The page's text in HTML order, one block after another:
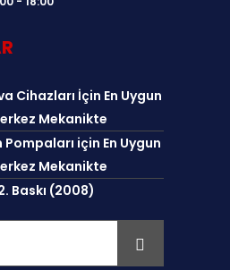
Cihazları İçin En Uygun
Mekanikte
için En Uygun
Mekanikte
Baskı (2008)